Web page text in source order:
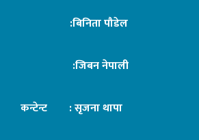
:बिनिता पौडेल
:जिबन नेपाली
कन्टेन्ट : सृजना थापा